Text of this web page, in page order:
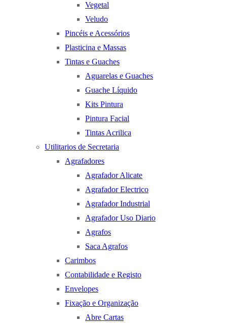
Vegetal
Veludo
Pincéis e Acessórios
Plasticina e Massas
Tintas e Guaches
Aguarelas e Guaches
Guache Líquido
Kits Pintura
Pintura Facial
Tintas Acrilica
Utilitarios de Secretaria
Agrafadores
Agrafador Alicate
Agrafador Electrico
Agrafador Industrial
Agrafador Uso Diario
Agrafos
Saca Agrafos
Carimbos
Contabilidade e Registo
Envelopes
Fixação e Organização
Abre Cartas